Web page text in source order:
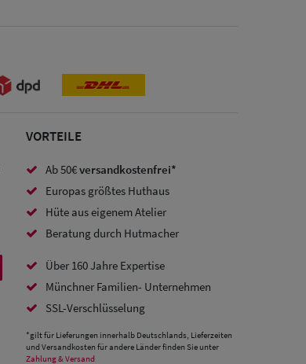
VORTEILE
Ab 50€versandkostenfrei*
Europas größtes Huthaus
Hüte aus eigenem Atelier
Beratung durch Hutmacher
Über 160 Jahre Expertise
Münchner Familien- Unternehmen
SSL-Verschlüsselung
*gilt für Lieferungen innerhalb Deutschlands, Lieferzeiten
und Versandkosten für andere Länder finden Sie unter
Zahlung & Versand